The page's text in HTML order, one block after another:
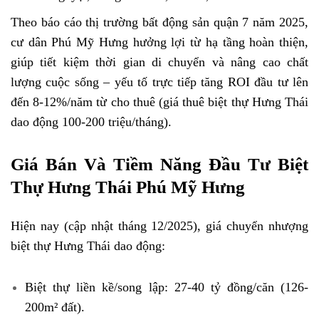
Theo báo cáo thị trường bất động sản quận 7 năm 2025,
cư dân Phú Mỹ Hưng hưởng lợi từ hạ tầng hoàn thiện,
giúp tiết kiệm thời gian di chuyển và nâng cao chất
lượng cuộc sống – yếu tố trực tiếp tăng ROI đầu tư lên
đến 8-12%/năm từ cho thuê (giá thuê biệt thự Hưng Thái
dao động 100-200 triệu/tháng).
Giá Bán Và Tiềm Năng Đầu Tư Biệt
Thự Hưng Thái Phú Mỹ Hưng
Hiện nay (cập nhật tháng 12/2025), giá chuyển nhượng
biệt thự Hưng Thái dao động:
Biệt thự liền kề/song lập: 27-40 tỷ đồng/căn (126-
200m² đất).